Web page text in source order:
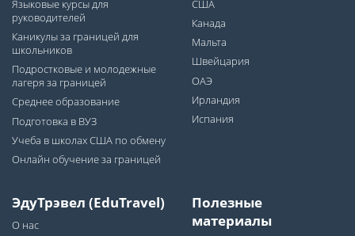
Языковые курсы для
руководителей
Каникулы за границей для
школьников
Подростковые и молодежные
лагеря за границей
Среднее образование
Подготовка в ВУЗ
Учеба в школах США по обмену
Онлайн обучение за границей
США
Канада
Мальта
Швейцария
ОАЭ
Ирландия
Испания
ЭдуТрэвел (EduTravel)
О нас
Полезные
материалы